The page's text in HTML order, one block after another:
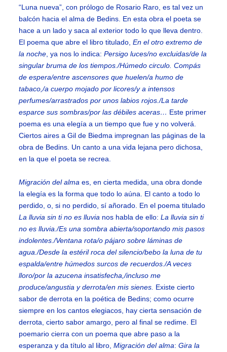
“Luna nueva”, con prólogo de Rosario Raro, es tal vez un
balcón hacia el alma de Bedins. En esta obra el poeta se
hace a un lado y saca al exterior todo lo que lleva dentro.
El poema que abre el libro titulado,En el otro extremo de
la noche , ya nos lo indica:Persigo luces/no excluidas/de la
singular bruma de los tiempos./Húmedo circulo. Compás
de espera/entre ascensores que huelen/a humo de
tabaco,/a cuerpo mojado por licores/y a intensos
perfumes/arrastrados por unos labios rojos./La tarde
esparce sus sombras/por las débiles aceras… Este primer
poema es una elegía a un tiempo que fue y no volverá.
Ciertos aires a Gil de Biedma impregnan las páginas de la
obra de Bedins. Un canto a una vida lejana pero dichosa,
en la que el poeta se recrea.
Migración del almaes, en cierta medida, una obra donde
la elegía es la forma que todo lo aúna. El canto a todo lo
perdido, o, si no perdido, sí añorado. En el poema titulado
La lluvia sin ti no es lluvia nos habla de ello:La lluvia sin ti
no es lluvia./Es una sombra abierta/soportando mis pasos
indolentes./Ventana rota/o pájaro sobre láminas de
agua./Desde la estéril roca del silencio/bebo la luna de tu
espalda/entre húmedos surcos de recuerdos./A veces
lloro/por la azucena insatisfecha,/incluso me
produce/angustia y derrota/en mis sienes. Existe cierto
sabor de derrota en la poética de Bedins; como ocurre
siempre en los cantos elegiacos, hay cierta sensación de
derrota, cierto sabor amargo, pero al final se redime. El
poemario cierra con un poema que abre paso a la
esperanza y da título al libro,Migración del alma:Gira la